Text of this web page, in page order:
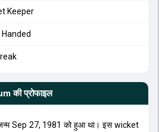
Keeper
Handed
की प्रोफाइल
Sep 27, 1981 को हुआ था। इस wicket